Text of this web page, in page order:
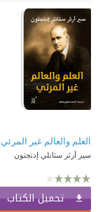
العلم والعالم غير المرئي
سير آرثر ستانلي إدنجتون
تحميل الكتاب